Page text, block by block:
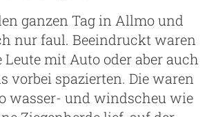
ganzen Tag in Allmo und
nur faul. Beeindruckt waren
mit Auto oder aber auch
vorbei spazierten. Die waren
wasser- und windscheu wie